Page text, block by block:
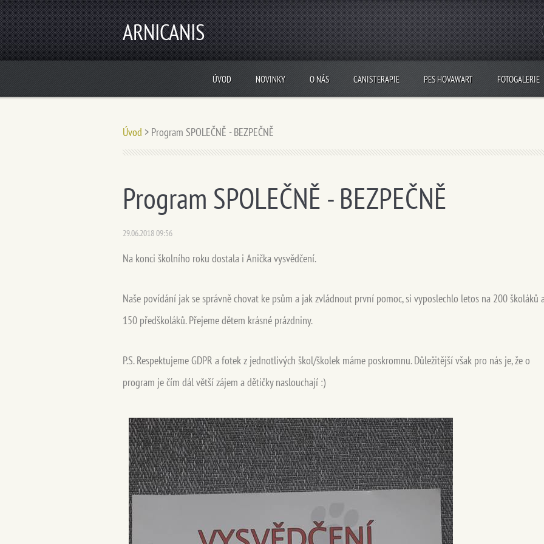
ARNICANIS
ÚVOD NOVINKY O NÁS CANISTERAPIE PES HOVAWART FOTOGALERIE
Úvod > Program SPOLEČNĚ - BEZPEČNĚ
Program SPOLEČNĚ - BEZPEČNĚ
29.06.2018 09:56
Na konci školního roku dostala i Anička vysvědčení.
Naše povídání jak se správně chovat ke psům a jak zvládnout první pomoc, si vyposlechlo letos na 200 školáků
150 předškoláků. Přejeme dětem krásné prázdniny.
P.S. Respektujeme GDPR a fotek z jednotlivých škol/školek máme poskromnu. Důležitější však pro nás je, že o
program je čím dál větší zájem a dětičky naslouchají :)